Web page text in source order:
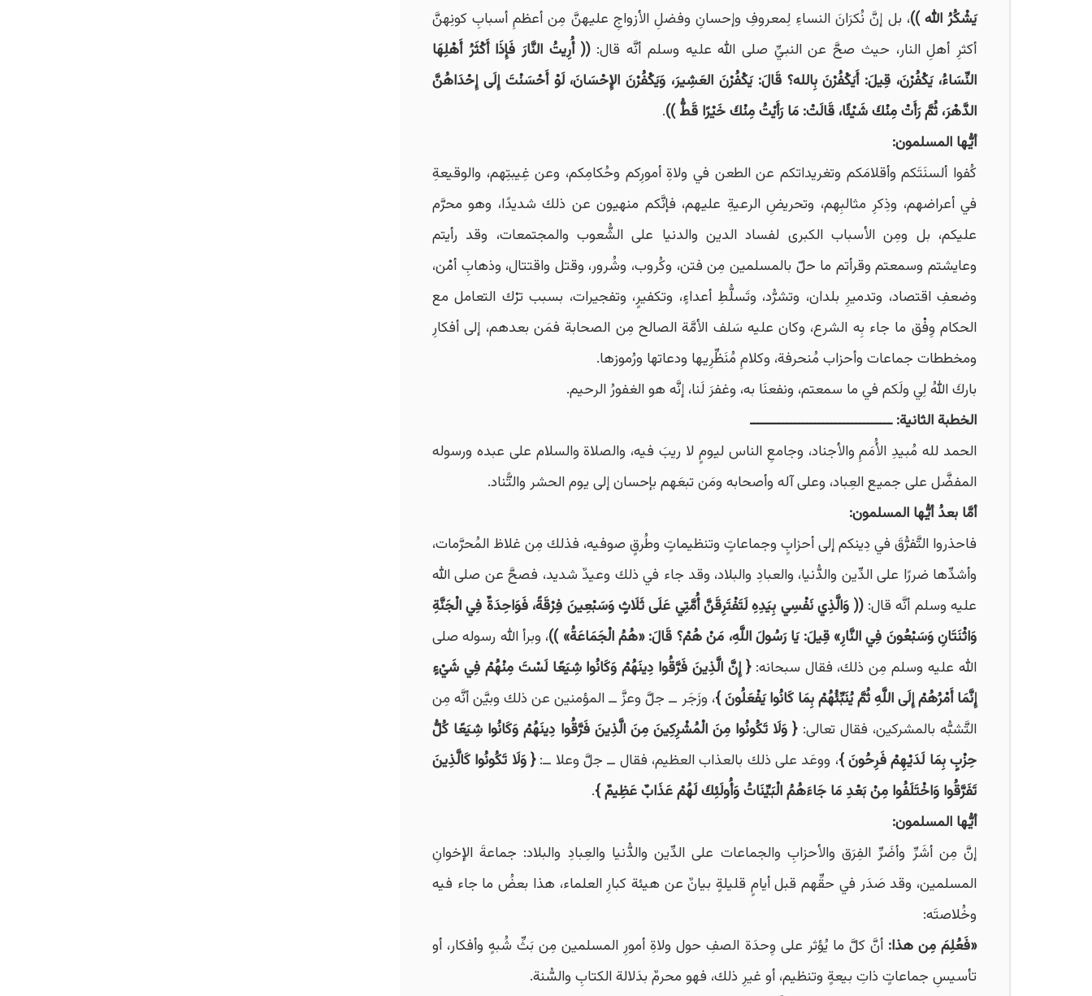
يَشْكُرُ الله ))، بل إنَّ نُكرَانَ النساءِ لِمعروفِ وإحسانِ وفضلِ الأزواجِ عليهنَّ مِن أعظمِ أسبابِ كونِهنَّ
أكثرِ أهلِ النار، حيث صحَّ عن النبيِّ صلى الله عليه وسلم أنَّه قال:(( أُرِيتُ النَّارَ فَإِذَا أَكْثَرُ أَهْلِهَا
النِّسَاءُ، يَكْفُرْنَ، قِيلَ: أَيَكْفُرْنَ بِالله؟ قَالَ: يَكْفُرْنَ العَشِيرَ، وَيَكْفُرْنَ الإِحْسَانَ، لَوْ أَحْسَنْتَ إِلَى إِحْدَاهُنَّ
الدَّهْرَ، ثُمَّ رَأَتْ مِنْكَ شَيْئًا، قَالَتْ: مَا رَأَيْتُ مِنْكَ خَيْرًا قَطُّ )).
أيُّها المسلمون:
كُفوا ألسنَتَكم وأقلامَكم وتغريداتكم عن الطعن في ولاةِ أمورِكم وحُكامِكم، وعن غِيبتِهم، والوقيعةِ
في أعراضهم، وذِكرِ مثالبِهم، وتحريضِ الرعيةِ عليهم، فإنَّكم منهيون عن ذلك شديدًا، وهو محرَّم
عليكم، بل ومِن الأسباب الكبرى لفساد الدين والدنيا على الشُّعوب والمجتمعات، وقد رأيتم
وعايشتم وسمعتم وقرأتم ما حلّ بالمسلمين مِن فتن، وكُروب، وشُرور، وقتل واقتتال، وذهابِ أمْن،
وضعفِ اقتصاد، وتدميرِ بلدان، وتشرُّد، وتَسلُّطِ أعداءٍ، وتكفيرٍ، وتفجيرات، بسبب ترْك التعامل مع
الحكام وِفْق ما جاء بِه الشرع، وكان عليه سَلف الأمَّة الصالح مِن الصحابة فمَن بعدهم، إلى أفكارِ
ومخططات جماعات وأحزاب مُنحرفة، وكلامِ مُنَظِّرِيها ودعاتها ورُموزها.
باركَ اللهُ لِي ولَكم في ما سمعتم، ونفعنَا به، وغفرَ لَنا، إنَّه هو الغفورُ الرحيم.
الخطبة الثانية: ـــــــــــــــــــــــــــــــــــ
الحمد لله مُبيدِ الأُمَمِ والأجناد، وجامعِ الناس ليومٍ لا ريبَ فيه، والصلاة والسلام على عبده ورسوله
المفضَّل على جميع العِباد، وعلى آله وأصحابه ومَن تبعَهم بإحسان إلى يوم الحشر والتًّناد.
أمَّا بعدُ أيُّها المسلمون:
فاحذروا التَّفرُّقَ في دِينكم إلى أحزابٍ وجماعاتٍ وتنظيماتٍ وطُرقٍ صوفيه، فذلك مِن غلاظ المُحرَّمات،
وأشدِّها ضررًا على الدِّين والدُّنيا، والعبادِ والبلاد، وقد جاء في ذلك وعيدٌ شديد، فصحَّ عن صلى الله
عليه وسلم أنَّه قال: (( وَالَّذِي نَفْسِي بِيَدِهِ لَتَفْتَرِقَنَّ أُمَّتِي عَلَى ثَلَاثٍ وَسَبْعِينَ فِرْقَةً، فَوَاحِدَةٌ فِي الْجَنَّةِ
وَاثْنَتَانِ وَسَبْعُونَ فِي النَّارِ» قِيلَ: يَا رَسُولَ اللَّهِ، مَنْ هُمْ؟ قَالَ: «هُمُ الْجَمَاعَةُ» ))، وبرأ الله رسوله صلى
الله عليه وسلم مِن ذلك، فقال سبحانه:{إِنَّ الَّذِينَ فَرَّقُوا دِينَهُمْ وَكَانُوا شِيَعًا لَسْتَ مِنْهُمْ فِي شَيْءٍ
إِنَّمَا أَمْرُهُمْ إِلَى اللَّهِ ثُمَّ يُنَبِّئُهُمْ بِمَا كَانُوا يَفْعَلُونَ}، وزَجَر ــ جلَّ وعزَّ ــ المؤمنين عن ذلك وبيَّن أنَّه مِن
التَّشبُّه بالمشركين، فقال تعالى:{ وَلَا تَكُونُوا مِنَ الْمُشْرِكِينَ مِنَ الَّذِينَ فَرَّقُوا دِينَهُمْ وَكَانُوا شِيَعًا كُلُّ
حِزْبٍ بِمَا لَدَيْهِمْ فَرِحُونَ}، ووعَد على ذلك بالعذاب العظيم، فقال ــ جلَّ وعلا ــ:{وَلَا تَكُونُوا كَالَّذِينَ
تَفَرَّقُوا وَاخْتَلَفُوا مِنْ بَعْدِ مَا جَاءَهُمُ الْبَيِّنَاتُ وَأُولَئِكَ لَهُمْ عَذَابٌ عَظِيمٌ}
.
أيُّها المسلمون:
إنَّ مِن أشَرِّ وأضَرِّ الفِرَق والأحزابِ والجماعات على الدِّين والدُّنيا والعِبادِ والبلاد: جماعةَ الإخوانِ
المسلمين، وقد صَدَر في حقِّهم قبل أيامٍ قليلةٍ بيانٌ عن هيئة كبارِ العلماء، هذا بعضُ ما جاء فيه
وخُلاصتَه:
«فَعُلِمَ مِن هذا: أنَّ كلَّ ما يُؤثر على وِحدَة الصفِ حول ولاةِ أمورِ المسلمين مِن بَثِّ شُبهٍ وأفكار، أو
تأسيسِ جماعاتٍ ذاتِ بيعةٍ وتنظيم، أو غيرِ ذلك، فهو محرمٌ بدَلالة الكتابِ والسُّنة.